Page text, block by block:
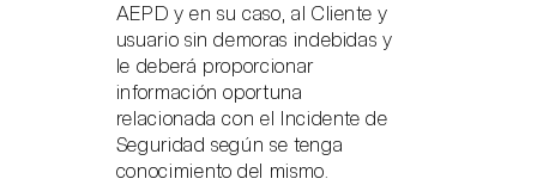
AEPD y en su caso, al Cliente y
usuario sin demoras indebidas y
le deberá proporcionar
información oportuna
relacionada con el Incidente de
Seguridad según se tenga
conocimiento del mismo.